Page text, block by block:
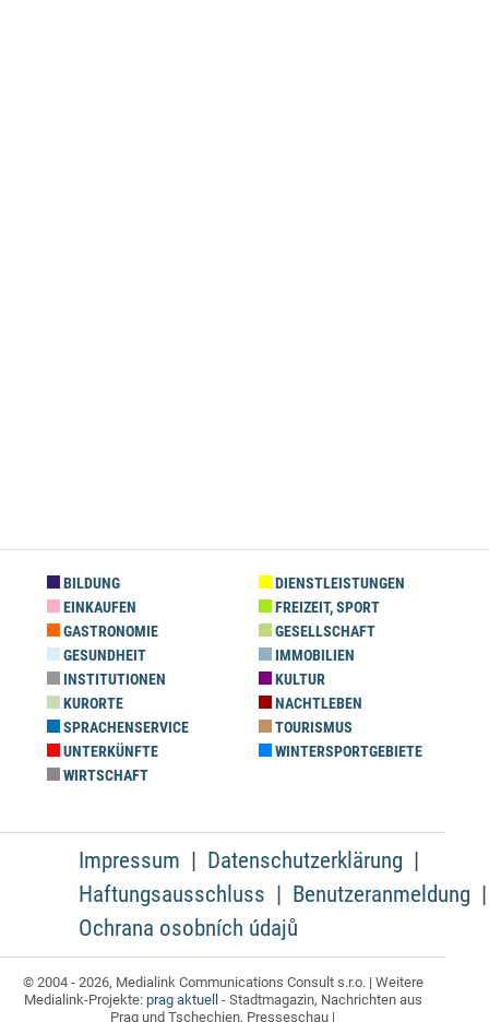
BILDUNG
DIENSTLEISTUNGEN
EINKAUFEN
FREIZEIT, SPORT
GASTRONOMIE
GESELLSCHAFT
GESUNDHEIT
IMMOBILIEN
INSTITUTIONEN
KULTUR
KURORTE
NACHTLEBEN
SPRACHENSERVICE
TOURISMUS
UNTERKÜNFTE
WINTERSPORTGEBIETE
WIRTSCHAFT
Impressum
Datenschutzerklärung
Haftungsausschluss
Benutzeranmeldung
Ochrana osobních údajů
© 2004 - 2026, Medialink Communications Consult s.r.o. | Weitere
Medialink-Projekte: prag aktuell - Stadtmagazin, Nachrichten aus
Prag und Tschechien, Presseschau |